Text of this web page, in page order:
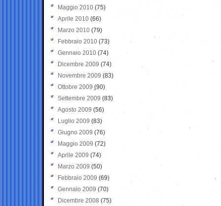
Maggio 2010 (75)
Aprile 2010 (66)
Marzo 2010 (79)
Febbraio 2010 (73)
Gennaio 2010 (74)
Dicembre 2009 (74)
Novembre 2009 (83)
Ottobre 2009 (90)
Settembre 2009 (83)
Agosto 2009 (56)
Luglio 2009 (83)
Giugno 2009 (76)
Maggio 2009 (72)
Aprile 2009 (74)
Marzo 2009 (50)
Febbraio 2009 (69)
Gennaio 2009 (70)
Dicembre 2008 (75)